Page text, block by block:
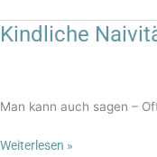
Kindliche
Man kann auch sagen –
Kindliche
Weiterlesen »